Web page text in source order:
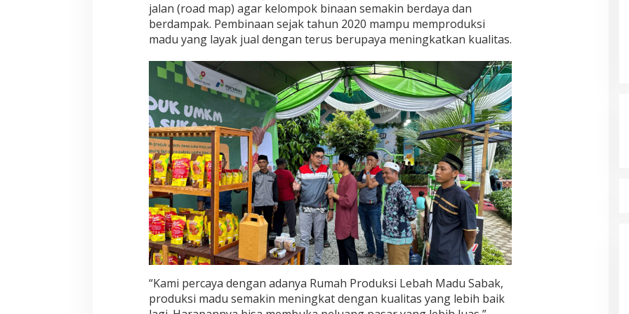
n
W
a
r
a
jalan (road map) agar kelompok binaan semakin berdaya dan
berdampak. Pembinaan sejak tahun 2020 mampu memproduksi
madu yang layak jual dengan terus berupaya meningkatkan kualitas.
“Kami percaya dengan adanya Rumah Produksi Lebah Madu Sabak,
produksi madu semakin meningkat dengan kualitas yang lebih baik